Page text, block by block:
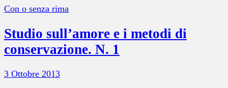
Con o senza rima
Studio sull’amore e i metodi di
conservazione. N. 1
3 Ottobre 2013